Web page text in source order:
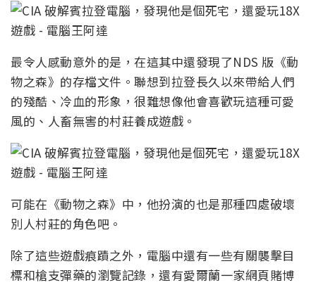
最令人感動意外的是，在這其中還發現了NDS 版《動
物之森》的存檔文件。聯想到拉登長久以來帶給人們
的殘酷、冷血的形象，很難想像他會喜歡玩這種可愛
風的、人畜無害的村莊養成遊戲。
可能在《動物之森》中，他扮演的也是那種四處破壞
別人村莊的角色吧。
除了這些遊戲痕蹟之外，電腦中還有一些有關襲擊目
標和槍支彈藥的瀏覽記錄，還有愛爾蘭一家網頁賭博